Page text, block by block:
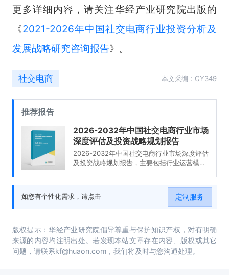
更多详细内容，请关注华经产业研究院出版的
《2021-2026年中国社交电商行业投资分析及
发展战略研究咨询报告》。
社交电商 本文采编：CY349
推荐报告
2026-2032年中国社交电商行业市场
深度评估及投资战略规划报告
2026-2032年中国社交电商行业市场深度评估
及投资战略规划报告，主要包括行业运营模式
如您有个性化需求，请点击
定制服务
版权提示：华经产业研究院倡导尊重与保护知识产权，对有明确
来源的内容均注明出处。若发现本站文章存在内容、版权或其它
问题，请联系kf@huaon.com，我们将及时与您沟通处理。